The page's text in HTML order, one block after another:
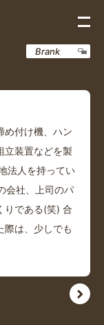
Brank
め付け機、ハン
立装置などを製
法人を持ってい
会社、上司のパ
りである(笑) 合
際は、少しでも